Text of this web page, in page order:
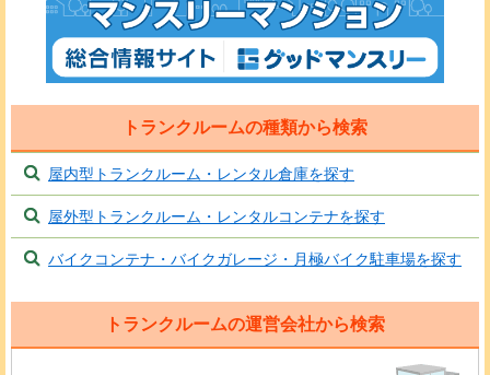
トランクルームの種類から検索
屋内型トランクルーム・レンタル倉庫を探す
屋外型トランクルーム・レンタルコンテナを探す
バイクコンテナ・バイクガレージ・月極バイク駐車場を探す
トランクルームの運営会社から検索